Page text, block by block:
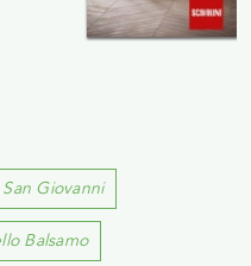
Giovanni
Balsamo